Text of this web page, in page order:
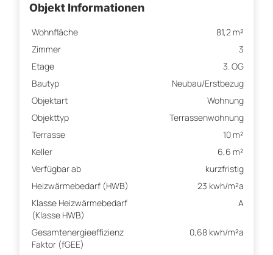
Objekt Informationen
Wohnfläche
81,2 m²
Zimmer
3
Etage
3. OG
Bautyp
Neubau/Erstbezug
Objektart
Wohnung
Objekttyp
Terrassenwohnung
Terrasse
10 m²
Keller
6,6 m²
Verfügbar ab
kurzfristig
Heizwärmebedarf (HWB)
23 kwh/m²a
Klasse Heizwärmebedarf
(Klasse HWB)
A
Gesamtenergieeffizienz
Faktor (fGEE)
0,68 kwh/m²a